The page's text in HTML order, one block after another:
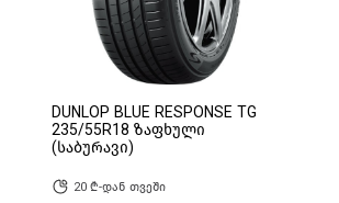
DUNLOP BLUE RESPONSE TG
235/55R18 ზაფხული
(საბურავი)
20 ₾-დან თვეში